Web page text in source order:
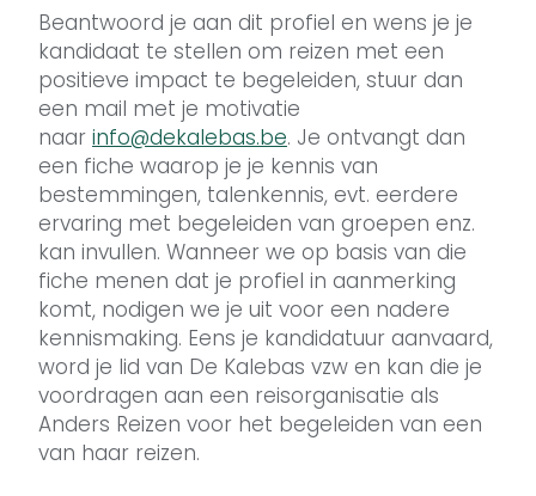
Beantwoord je aan dit profiel en wens je je
kandidaat te stellen om reizen met een
positieve impact te begeleiden, stuur dan
een mail met je motivatie
naar info@dekalebas.be. Je ontvangt dan
een fiche waarop je je kennis van
bestemmingen, talenkennis, evt. eerdere
ervaring met begeleiden van groepen enz.
kan invullen. Wanneer we op basis van die
fiche menen dat je profiel in aanmerking
komt, nodigen we je uit voor een nadere
kennismaking. Eens je kandidatuur aanvaard,
word je lid van De Kalebas vzw en kan die je
voordragen aan een reisorganisatie als
Anders Reizen voor het begeleiden van een
van haar reizen.